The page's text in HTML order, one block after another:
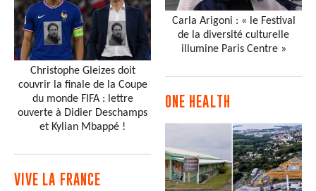
Christophe Gleizes doit
couvrir la finale de la Coupe
du monde FIFA : lettre
ouverte à Didier Deschamps
et Kylian Mbappé !
VIVE LA FRANCE
Carla Arigoni : « le Festival
de la diversité culturelle
illumine Paris Centre »
ONE HEALTH